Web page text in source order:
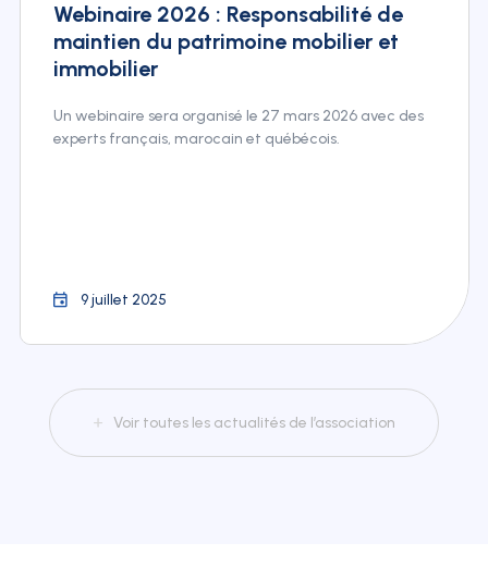
Webinaire 2026 : Responsabilité de
maintien du patrimoine mobilier et
immobilier
Un webinaire sera organisé le 27 mars 2026 avec des
experts français, marocain et québécois.
9 juillet 2025
Voir toutes les actualités de l’association